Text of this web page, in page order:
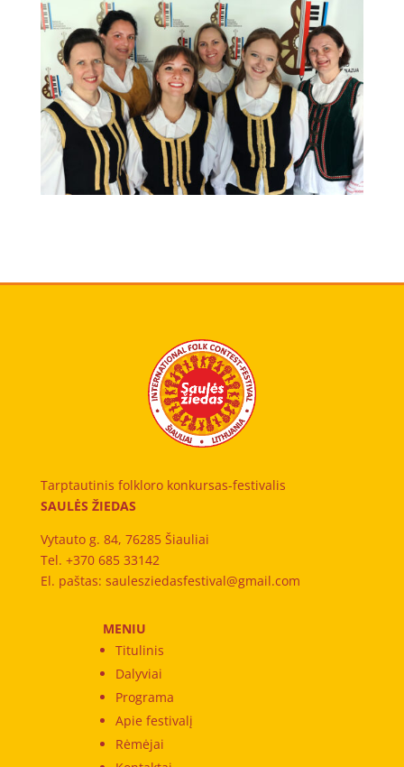
Tarptautinis folkloro konkursas-festivalis
SAULĖS ŽIEDAS
Vytauto g. 84, 76285 Šiauliai
Tel. +370 685 33142
El. paštas: saulesziedasfestival@gmail.com
MENIU
Titulinis
Dalyviai
Programa
Apie festivalį
Rėmėjai